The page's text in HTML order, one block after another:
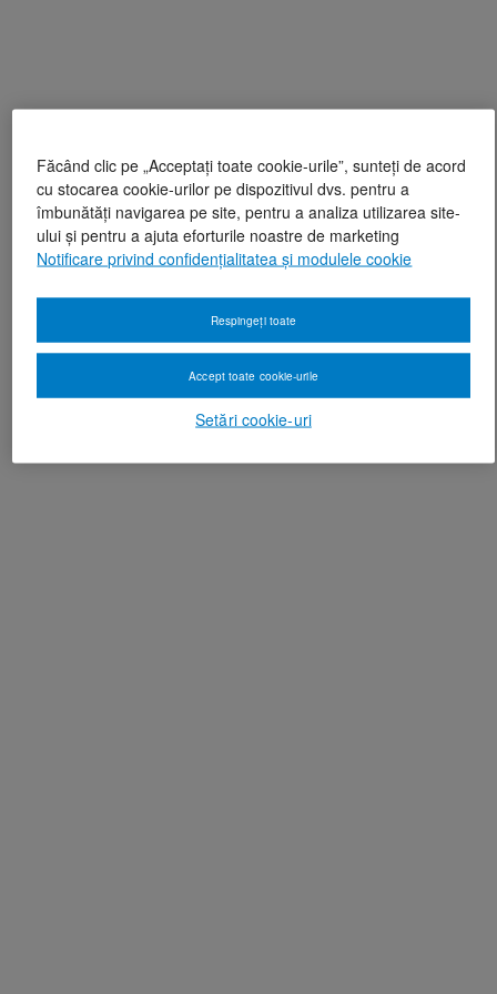
Făcând clic pe „Acceptați toate cookie-urile”, sunteți de acord
cu stocarea cookie-urilor pe dispozitivul dvs. pentru a
îmbunătăți navigarea pe site, pentru a analiza utilizarea site-
ului și pentru a ajuta eforturile noastre de marketing
Notificare privind confidențialitatea și modulele cookie
Setări cookie-uri
Respingeți toate
Accept toate cookie-urile